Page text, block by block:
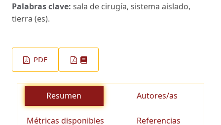
Palabras clave: sala de cirugía, sistema aislado,
tierra (es).
PDF
Resumen Autores/as
Métricas disponibles Referencias